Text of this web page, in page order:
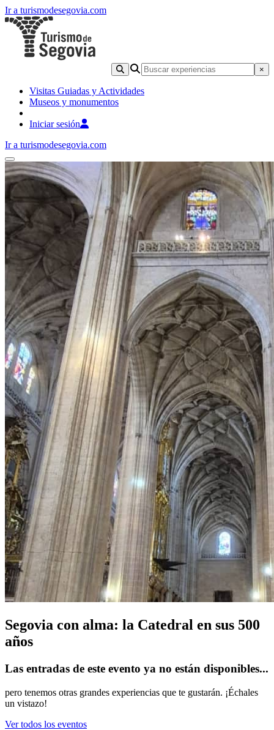
Ir a turismodesegovia.com
×
Visitas Guiadas y Actividades
Museos y monumentos
Iniciar sesión
Ir a turismodesegovia.com
Segovia con alma: la Catedral en sus 500
años
Las entradas de este evento ya no están disponibles...
pero tenemos otras grandes experiencias que te gustarán. ¡Échales
un vistazo!
Ver todos los eventos